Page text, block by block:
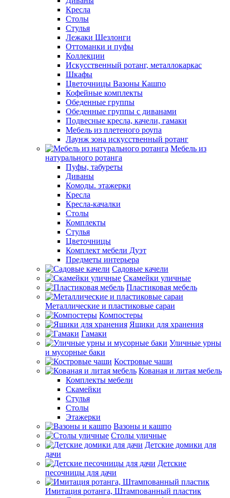
Кресла
Столы
Стулья
Лежаки Шезлонги
Оттоманки и пуфы
Коллекции
Искусственный ротанг, металлокаркас
Шкафы
Цветочницы Вазоны Кашпо
Кофейные комплекты
Обеденные группы
Обеденные группы с диванами
Подвесные кресла, качели, гамаки
Мебель из плетеного роупа
Лаунж зона искусственный ротанг
Мебель из
натурального ротанга
Пуфы, табуреты
Диваны
Комоды. этажерки
Кресла
Кресла-качалки
Столы
Комплекты
Стулья
Цветочницы
Комплект мебели Дуэт
Предметы интерьера
Садовые качели
Скамейки уличные
Пластиковая мебель
Металлические и пластиковые сараи
Компостеры
Ящики для хранения
Гамаки
Уличные урны
и мусорные баки
Костровые чаши
Кованая и литая мебель
Комплекты мебели
Скамейки
Стулья
Столы
Этажерки
Вазоны и кашпо
Столы уличные
Детские домики для
дачи
Детские
песочницы для дачи
Имитация ротанга, Штампованный пластик